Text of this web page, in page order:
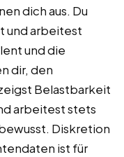
dich aus. Du
und arbeitest
und die
dir, den
Belastbarkeit
arbeitest stets
Diskretion
ist für